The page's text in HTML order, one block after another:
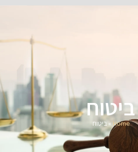
ביטוח
Home
» ביטוח